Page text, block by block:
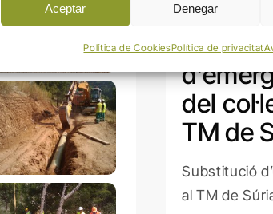
Aceptar Denegar
Política de CookiesPolítica de privacitat
Salut
del
TM de
Substitució
al TM de